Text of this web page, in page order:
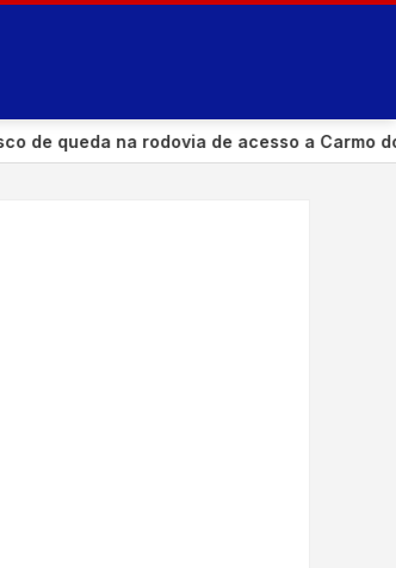
na rodovia de acesso a Carmo do